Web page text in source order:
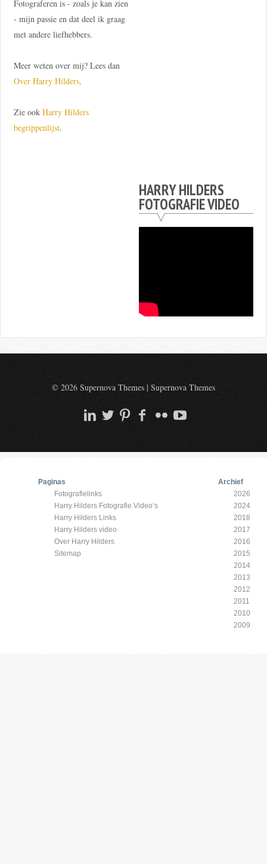
Fotograferen is - zoals je kan zien
- mijn passie en dat deel ik graag
met andere liefhebbers.
Meer weten over mij? Lees dan
Over Harry Hilders.
Zie ook Harry Hilders
begrippenlijst.
HARRY HILDERS
FOTOGRAFIE VIDEO
© 2026 Supernova Themes | Supernova Themes
Paginas
Fotografielinks
Harry Hilders Fotografie Video’s
Harry Hilders Links
Harry Hilders video
Over Harry Hilders
Sitemap
Archief
2026
2024
2018
2017
2016
2015
2014
2013
2012
2011
2010
2009